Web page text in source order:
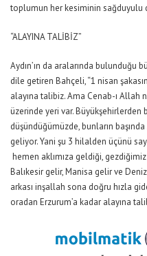
toplumun her kesiminin sağduyulu
“ALAYINA TALİBİZ”
Aydın’ın da aralarında bulunduğu
dile getiren Bahçeli, “1 nisan
alayına talibiz. Ama Cenab-ı Allah
üzerinde yeri var. Büyükşehirlerden
düşündüğümüzde, bunların
geliyor. Yani şu 3 hilalden üçünü
hemen aklımıza geldiği,
Balıkesir gelir, Manisa gelir ve
arkası inşallah sona doğru hızla
oradan Erzurum’a kadar alayına